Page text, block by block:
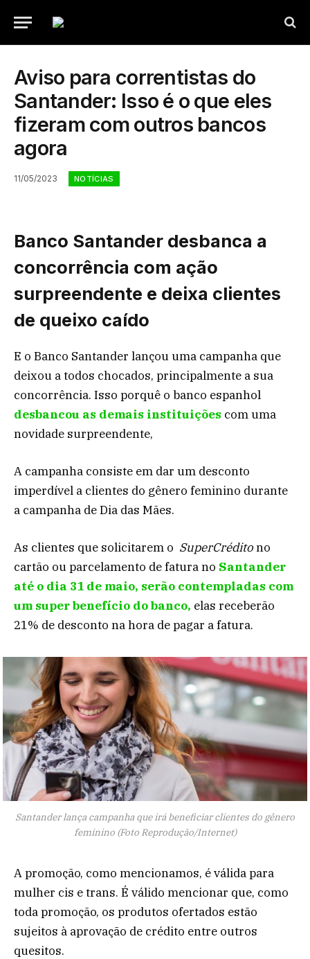
Aviso para correntistas do
Santander: Isso é o que eles
fizeram com outros bancos
agora
11/05/2023 NOTÍCIAS
Banco Santander desbanca a
concorrência com ação
surpreendente e deixa clientes
de queixo caído
E o Banco Santander lançou uma campanha que
deixou a todos chocados, principalmente a sua
concorrência. Isso porquê o banco espanhol
desbancou as demais instituições com uma
novidade surpreendente,
A campanha consiste em dar um desconto
imperdível a clientes do gênero feminino durante
a campanha de Dia das Mães.
As clientes que solicitarem o SuperCréditono
cartão ou parcelamento de fatura no Santander
até o dia 31 de maio, serão contempladas com
um super benefício do banco, elas receberão
21% de desconto na hora de pagar a fatura.
Santander lança campanha que irá beneficiar clientes do gênero
feminino (Foto Reprodução/Internet)
A promoção, como mencionamos, é válida para
mulher cis e trans. É válido mencionar que, como
toda promoção, os produtos ofertados estão
sujeitos à aprovação de crédito entre outros
quesitos.